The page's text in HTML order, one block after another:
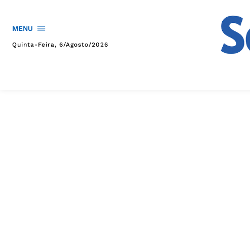
MENU
Quinta-Feira, 6/agosto/2026